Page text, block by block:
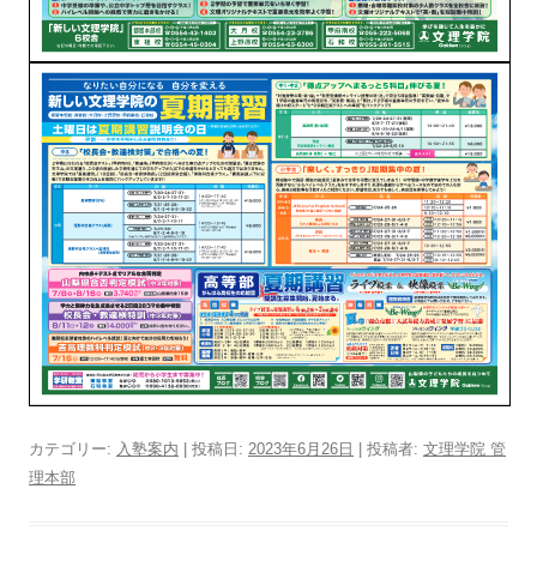
カテゴリー: 入塾案内 | 投稿日: 2023年6月26日 | 投稿者: 文理学院 管
理本部